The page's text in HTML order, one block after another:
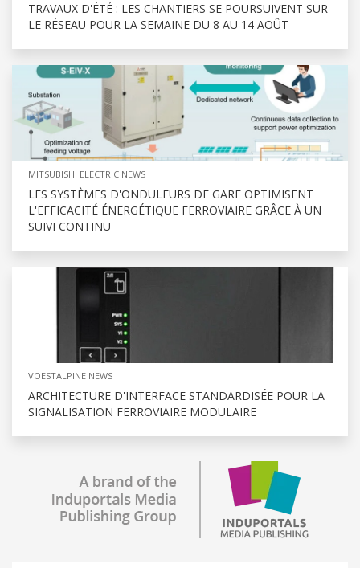
TRAVAUX D'ÉTÉ : LES CHANTIERS SE POURSUIVENT SUR
LE RÉSEAU POUR LA SEMAINE DU 8 AU 14 AOÛT
MITSUBISHI ELECTRIC NEWS
LES SYSTÈMES D'ONDULEURS DE GARE OPTIMISENT
L'EFFICACITÉ ÉNERGÉTIQUE FERROVIAIRE GRÂCE À UN
SUIVI CONTINU
VOESTALPINE NEWS
ARCHITECTURE D'INTERFACE STANDARDISÉE POUR LA
SIGNALISATION FERROVIAIRE MODULAIRE